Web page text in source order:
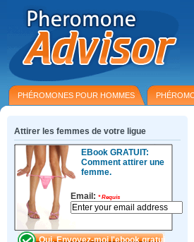
PHÉROMONES POUR HOMMES
Attirer les femmes de votre ligue
EBook GRATUIT:
Comment attirer une
femme.
Email: *Requis